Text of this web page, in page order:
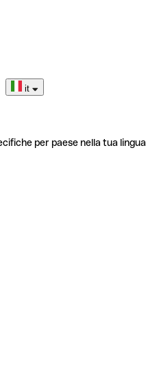
it
per paese nella tua lingua